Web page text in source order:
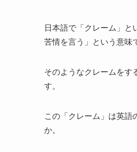
日本語で「クレーム」と
苦情を言う」という意味
そのようなクレームをす
す。
この「クレーム」は英語
か。